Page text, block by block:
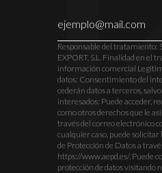
Responsable del
EXPORT, S.L. Finalidad en el
información comercial
datos: Consentimiento del
cederán datos a terceros,
interesados: Puede acceder,
como otros derechos que le
través del correo electrónico
cualquier caso, puede
de Protección de Datos a
https://www.aepd.es/. Puede
protección de datos visitando